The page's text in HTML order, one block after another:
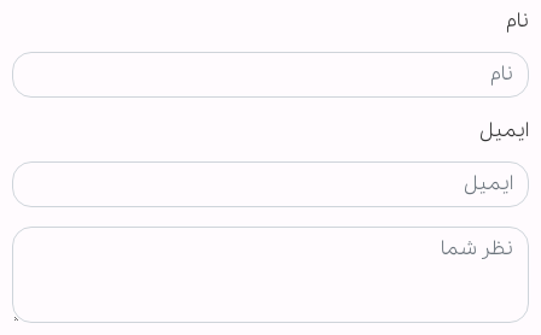
نام
ایمیل